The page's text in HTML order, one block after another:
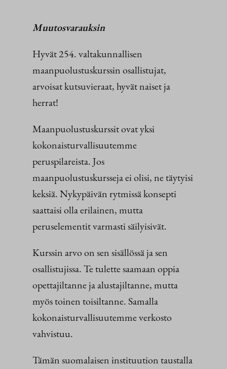
Muutosvarauksin
Hyvät 254. valtakunnallisen
maanpuolustuskurssin osallistujat,
arvoisat kutsuvieraat, hyvät naiset ja
herrat!
Maanpuolustuskurssit ovat yksi
kokonaisturvallisuutemme
peruspilareista. Jos
maanpuolustuskursseja ei olisi, ne täytyisi
keksiä. Nykypäivän rytmissä konsepti
saattaisi olla erilainen, mutta
peruselementit varmasti säilyisivät.
Kurssin arvo on sen sisällössä ja sen
osallistujissa. Te tulette saamaan oppia
opettajiltanne ja alustajiltanne, mutta
myös toinen toisiltanne. Samalla
kokonaisturvallisuutemme verkosto
vahvistuu.
Tämän suomalaisen instituution taustalla